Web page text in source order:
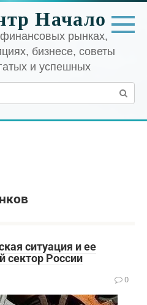
Начало
рынках,
бизнесе, советы
и успешных
ситуация и ее
сектор России
0